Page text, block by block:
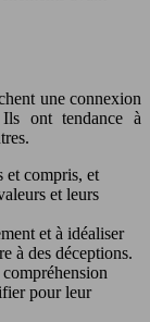
une connexion
ont tendance à
et compris, et
et leurs
et à idéaliser
à des déceptions.
pour leur